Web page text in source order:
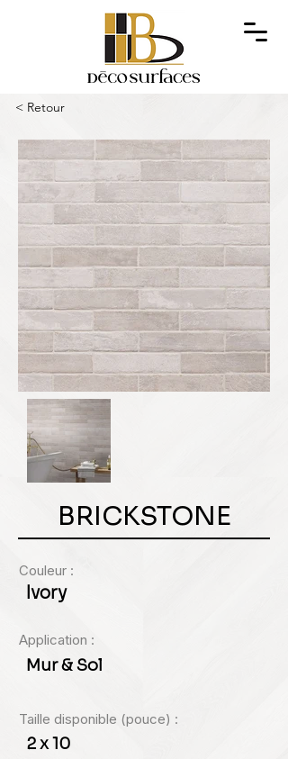
< Retour
BRICKSTONE
Couleur :
Ivory
Application :
Mur & Sol
Taille disponible (pouce) :
2 x 10